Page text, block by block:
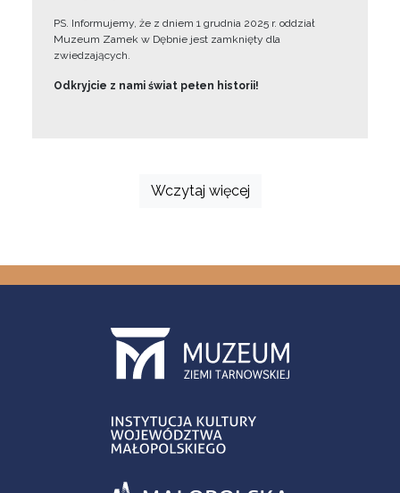
PS. Informujemy, że z dniem 1 grudnia 2025 r. oddział
Muzeum Zamek w Dębnie jest zamknięty dla
zwiedzających.
Odkryjcie z nami świat pełen historii!
Wczytaj więcej